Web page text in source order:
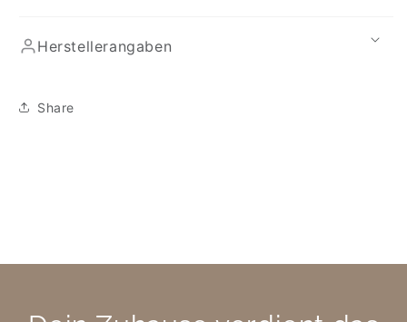
Herstellerangaben
Share